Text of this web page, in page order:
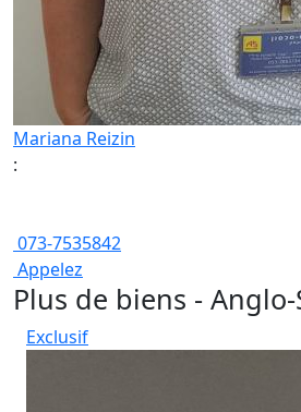
Mariana Reizin
:
073-7535842
Appelez
Plus de biens -
Exclusif